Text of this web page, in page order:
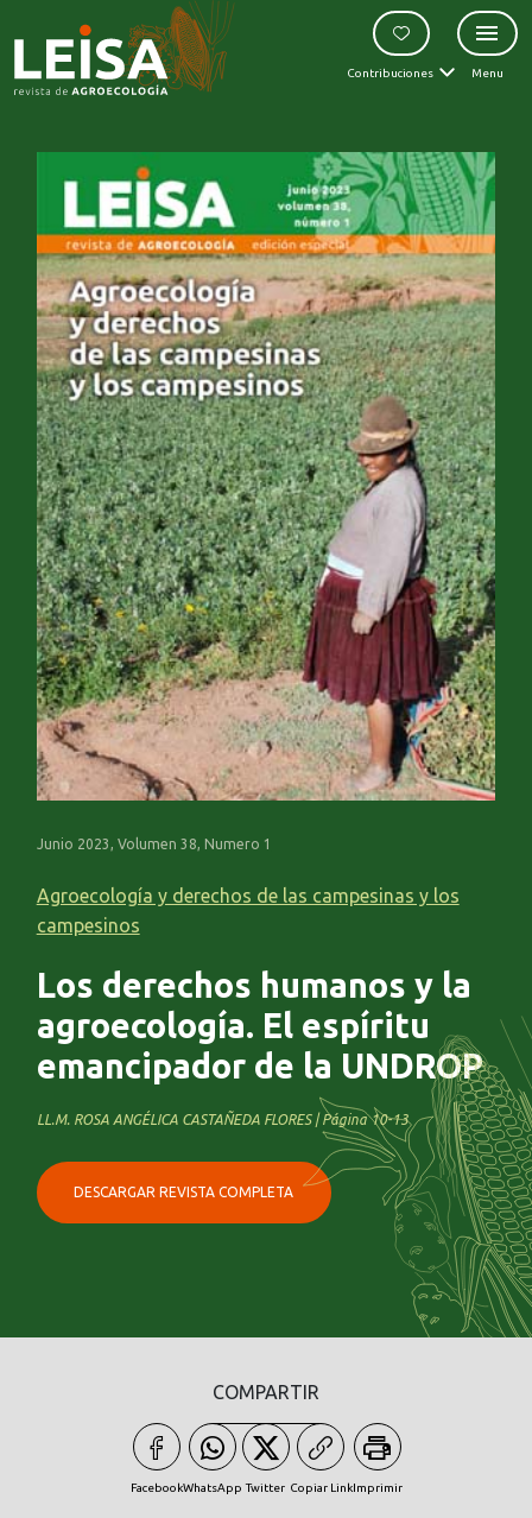
Contribuciones Menu
Junio 2023, Volumen 38, Numero 1
Agroecología y derechos de las campesinas y los
campesinos
Los derechos humanos y la
agroecología. El espíritu
emancipador de la UNDROP
LL.M. ROSA ANGÉLICA CASTAÑEDA FLORES | Página 10-13
DESCARGAR REVISTA COMPLETA
COMPARTIR
FacebookWhatsApp Twitter Copiar LinkImprimir